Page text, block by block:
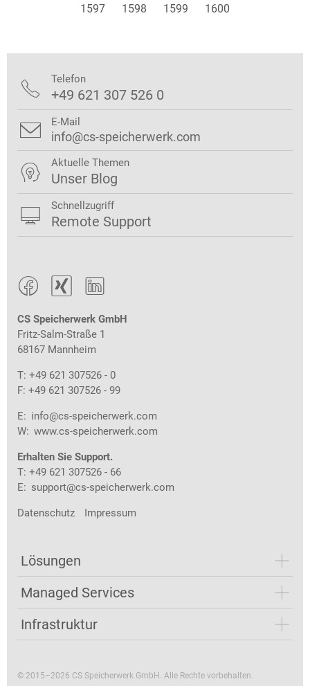
1597
1598 1599 1600
  
CS Speicherwerk GmbH
Fritz-Salm-Straße 1
68167 Mannheim
T: +49 621 307526 - 0
F: +49 621 307526 - 99
E: info@cs-speicherwerk.com
W: www.cs-speicherwerk.com
Erhalten Sie Support.
T: +49 621 307526 - 66
E: support@cs-speicherwerk.com
Datenschutz Impressum
Lösungen
Managed Services
Infrastruktur
 Telefon
+49 621 307 526 0
 E-Mail
info@cs-speicherwerk.com
 Aktuelle Themen
Unser Blog
 Schnellzugriff
Remote Support
© 2015–2026 CS Speicherwerk GmbH. Alle Rechte vorbehalten.